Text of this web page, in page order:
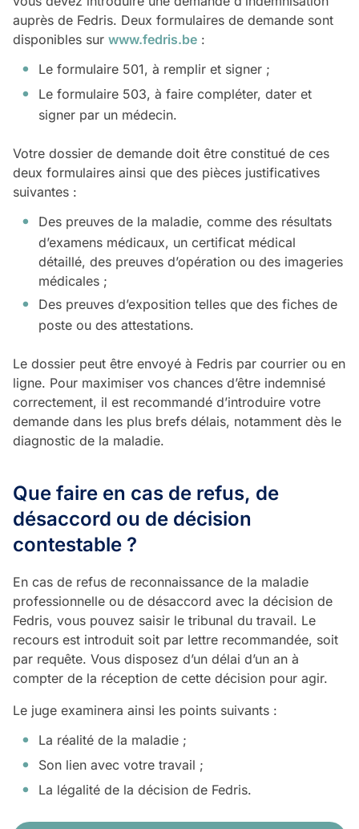
auprès de Fedris. Deux formulaires de demande sont
disponibles sur www.fedris.be :
Le formulaire 501, à remplir et signer ;
Le formulaire 503, à faire compléter, dater et
signer par un médecin.
Votre dossier de demande doit être constitué de ces
deux formulaires ainsi que des pièces justificatives
suivantes :
Des preuves de la maladie, comme des résultats
d’examens médicaux, un certificat médical
détaillé, des preuves d’opération ou des imageries
médicales ;
Des preuves d’exposition telles que des fiches de
poste ou des attestations.
Le dossier peut être envoyé à Fedris par courrier ou en
ligne. Pour maximiser vos chances d’être indemnisé
correctement, il est recommandé d’introduire votre
demande dans les plus brefs délais, notamment dès le
diagnostic de la maladie.
Que faire en cas de refus, de
désaccord ou de décision
contestable ?
En cas de refus de reconnaissance de la maladie
professionnelle ou de désaccord avec la décision de
Fedris, vous pouvez saisir le tribunal du travail. Le
recours est introduit soit par lettre recommandée, soit
par requête. Vous disposez d’un délai d’un an à
compter de la réception de cette décision pour agir.
Le juge examinera ainsi les points suivants :
La réalité de la maladie ;
Son lien avec votre travail ;
La légalité de la décision de Fedris.